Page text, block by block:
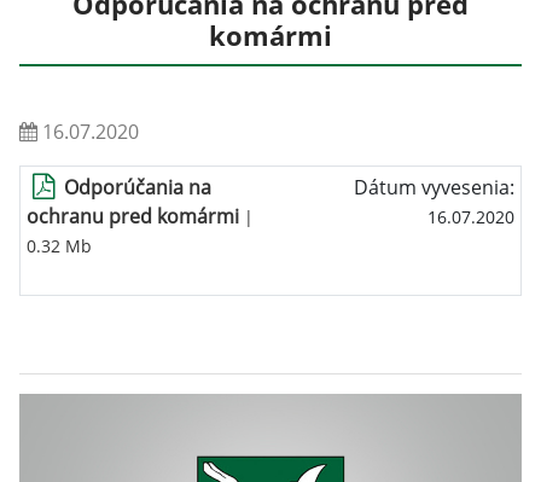
komármi
16.07.2020
Odporúčania na
ochranu pred komármi |
0.32 Mb
Dátum vyvesenia:
16.07.2020